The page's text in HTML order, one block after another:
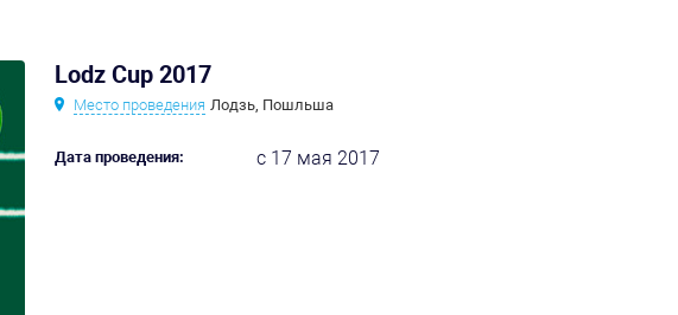
Lodz Cup 2017
Место проведения Лодзь, Пошльша
Дата проведения: с 17 мая 2017